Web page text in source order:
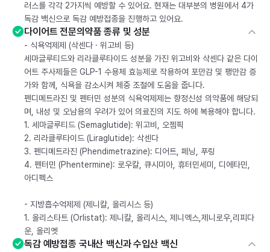
러스를 각각 2가지씩 예방할 수 있어요. 현재는 대부분의 병원에서 4가
독감 백신으로 독감 예방접종을 진행하고 있어요.
다이어트 전문의약품 종류 및 성분
- 식욕억제제 (삭센다 · 위고비 등)
세마글루티드와 리라클루타이드 성분을 가진 위고비와 삭센다 같은 다이
어트 주사제들은 GLP-1 수용체 효능제로 작용하여 포만감 및 팽만감 증
가와 함께, 식욕을 감소시켜 체중 조절에 도움을 줍니다.
펜디메트라진 및 펜터민 성분의 식욕억제제는 향정신성 의약품에 해당되
며, 내성 및 오남용의 우려가 있어 의료진의 지도 하에 복용해야 합니다.
1. 세마글루티드 (Semaglutide): 위고비, 오젬픽
2. 리라클루타이드 (Liraglutide): 삭센다
3. 펜디메트라진 (Phendimetrazine): 디어트, 페닝, 푸링
4. 펜터민 (Phentermine): 로우칼, 큐시미아, 휴터민세미, 디에타민,
아디펙스
- 지방흡수억제제 (제니칼, 올리시스 등)
1. 올리스타트 (Orlistat): 제니칼, 올리시스, 제니엑스,제니로우,리피다
운, 올리엣
독감 예방접종 국내산 백신과 수입산 백신